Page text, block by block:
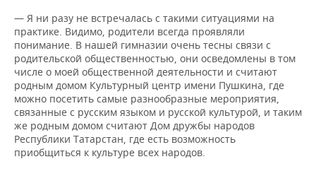
— Я ни разу не встречалась с такими ситуациями на
практике. Видимо, родители всегда проявляли
понимание. В нашей гимназии очень тесны связи с
родительской общественностью, они осведомлены в том
числе о моей общественной деятельности и считают
родным домом Культурный центр имени Пушкина, где
можно посетить самые разнообразные мероприятия,
связанные с русским языком и русской культурой, и таким
же родным домом считают Дом дружбы народов
Республики Татарстан, где есть возможность
приобщиться к культуре всех народов.